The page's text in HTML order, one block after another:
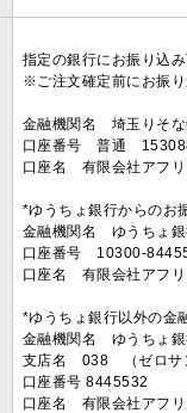
指定の銀行にお振り込
※ご注文確定前にお振
金融機関名 埼玉りそ
口座番号 普通
口座名 有限会社アフ
*ゆうちょ銀行からのお
金融機関名 ゆうちょ
口座番号 10300-
口座名 有限会社アフ
*ゆうちょ銀行以外の金
金融機関名 ゆうちょ
支店名 038 （ゼロサ
口座番号 8445532
口座名 有限会社アフ